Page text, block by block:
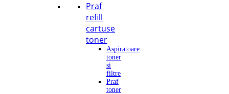
Praf
refill
cartuse
toner
Aspiratoare
toner
si
filtre
Praf
toner